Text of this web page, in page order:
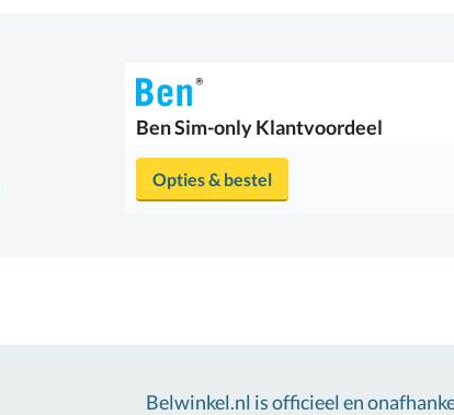
BenSim-only Klantvoordeel
Opties & bestel
Belwinkel.nl is officieel en